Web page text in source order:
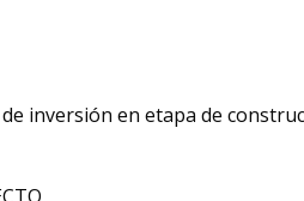
inversión en etapa de